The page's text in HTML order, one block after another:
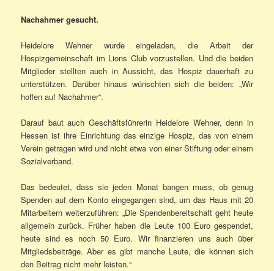
Nachahmer gesucht.
Heidelore Wehner wurde eingeladen, die Arbeit der
Hospizgemeinschaft im Lions Club vorzustellen. Und die beiden
Mitglieder stellten auch in Aussicht, das Hospiz dauerhaft zu
unterstützen. Darüber hinaus wünschten sich die beiden: „Wir
hoffen auf Nachahmer“.
Darauf baut auch Geschäftsführerin Heidelore Wehner, denn in
Hessen ist ihre Einrichtung das einzige Hospiz, das von einem
Verein getragen wird und nicht etwa von einer Stiftung oder einem
Sozialverband.
Das bedeutet, dass sie jeden Monat bangen muss, ob genug
Spenden auf dem Konto eingegangen sind, um das Haus mit 20
Mitarbeitern weiterzuführen: „Die Spendenbereitschaft geht heute
allgemein zurück. Früher haben die Leute 100 Euro gespendet,
heute sind es noch 50 Euro. Wir finanzieren uns auch über
Mitgliedsbeiträge. Aber es gibt manche Leute, die können sich
den Beitrag nicht mehr leisten.“